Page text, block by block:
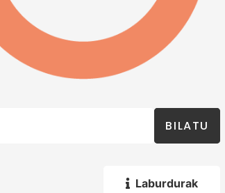
BILATU
Laburdurak